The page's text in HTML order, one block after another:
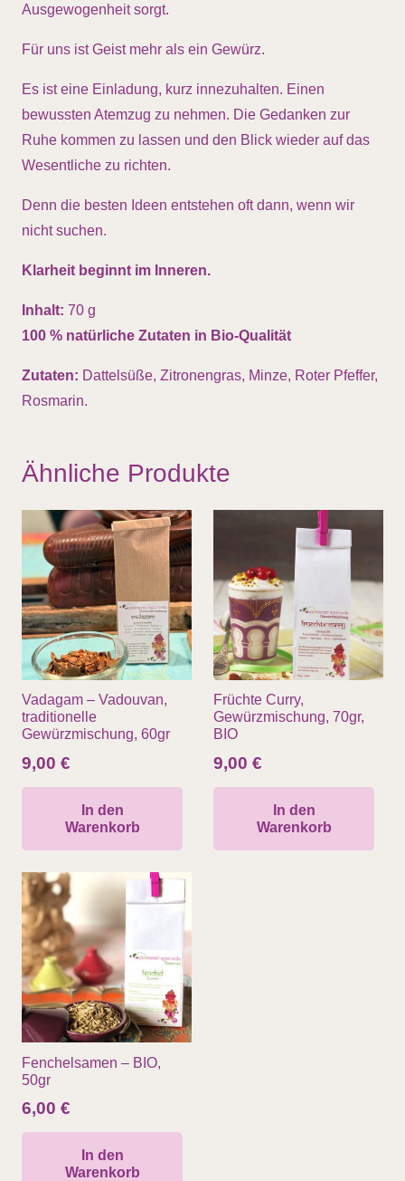
Ausgewogenheit sorgt.
Für uns ist Geist mehr als ein Gewürz.
Es ist eine Einladung, kurz innezuhalten. Einen
bewussten Atemzug zu nehmen. Die Gedanken zur
Ruhe kommen zu lassen und den Blick wieder auf das
Wesentliche zu richten.
Denn die besten Ideen entstehen oft dann, wenn wir
nicht suchen.
Klarheit beginnt im Inneren.
Inhalt: 70 g
100 % natürliche Zutaten in Bio-Qualität
Zutaten: Dattelsüße, Zitronengras, Minze, Roter Pfeffer,
Rosmarin.
Ähnliche Produkte
Vadagam – Vadouvan,
traditionelle
Gewürzmischung, 60gr
9,00 €
In den
Warenkorb
Früchte Curry,
Gewürzmischung, 70gr,
BIO
9,00 €
In den
Warenkorb
Fenchelsamen – BIO,
50gr
6,00 €
In den
Warenkorb